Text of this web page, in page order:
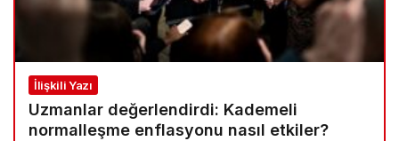
İlişkili Yazı
Uzmanlar değerlendirdi: Kademeli
normalleşme enflasyonu nasıl etkiler?